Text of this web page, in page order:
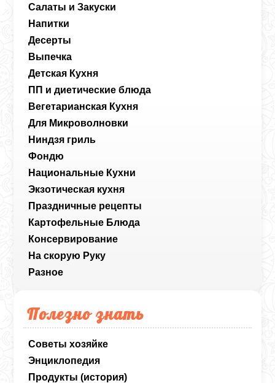
Салаты и Закуски
Напитки
Десерты
Выпечка
Детская Кухня
ПП и диетические блюда
Вегетарианская Кухня
Для Микроволновки
Ниндзя гриль
Фондю
Национальные Кухни
Экзотическая кухня
Праздничные рецепты
Картофельные Блюда
Консервирование
На скорую Руку
Разное
Полезно знать
Советы хозяйке
Энциклопедия
Продукты (история)